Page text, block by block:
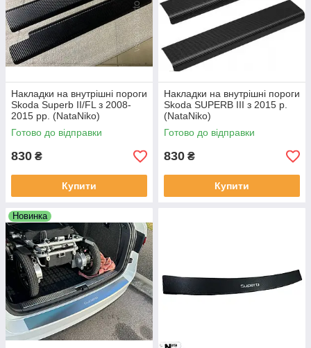
Накладки на внутрішні пороги
Skoda Superb II/FL з 2008-
2015 рр. (NataNiko)
Готово до відправки
830 ₴
Купити
Накладки на внутрішні пороги
Skoda SUPERB III з 2015 р.
(NataNiko)
Готово до відправки
830 ₴
Купити
Новинка